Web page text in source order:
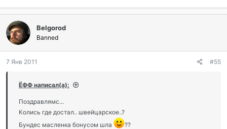
Belgorod
Banned
7 Янв 2011 #55
ЁФФ написал(а):
Поздравлямс...
Колись где достал.. швейцарское..?
Бундес масленка бонусом шла
??